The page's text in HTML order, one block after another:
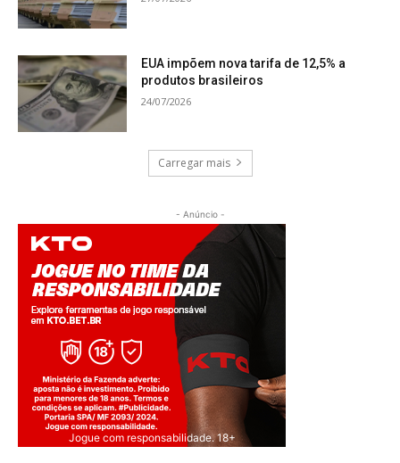
EUA impõem nova tarifa de 12,5% a
produtos brasileiros
24/07/2026
Carregar mais
- Anúncio -
Jogue com responsabilidade. 18+